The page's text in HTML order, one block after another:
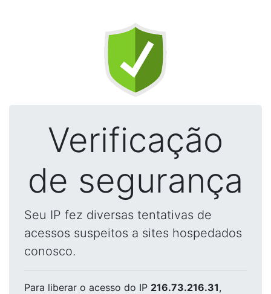
Verificação
de segurança
Seu IP fez diversas tentativas de
acessos suspeitos a sites hospedados
conosco.
Para liberar o acesso do IP 216.73.216.31,